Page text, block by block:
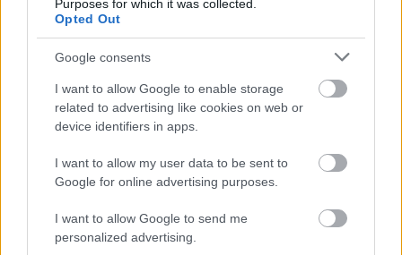
Purposes for which it was collected.
Opted Out
Google consents
I want to allow Google to enable storage
related to advertising like cookies on web or
device identifiers in apps.
I want to allow my user data to be sent to
Google for online advertising purposes.
I want to allow Google to send me
personalized advertising.
24 óra